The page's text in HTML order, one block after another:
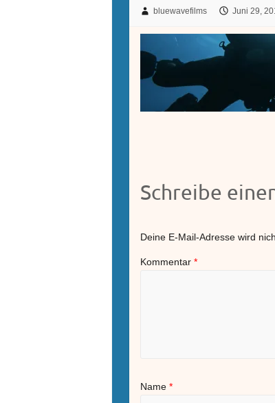
bluewavefilms Juni 29,
Schreibe
Deine E-Mail-Adresse wird
Kommentar*
Name*